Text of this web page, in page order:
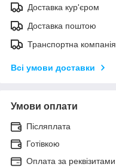
Доставка кур'єром
Доставка поштою
Транспортна компанія
Всі умови доставки
Умови оплати
Післяплата
Готівкою
Оплата за реквізитами